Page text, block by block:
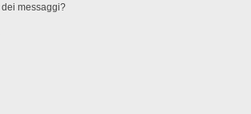
dei messaggi?